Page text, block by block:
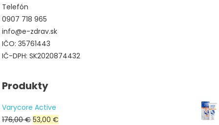
Telefón
0907 718 965
info@e-zdrav.sk
IČO: 35761443
IČ-DPH: SK2020874432
Produkty
Varycore Active
176,00€Pôvodná
53,00€